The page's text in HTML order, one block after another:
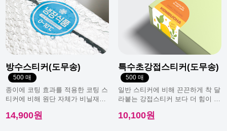
방수스티커(도무송)
500 매
종이에 코팅 효과를 적용한 코팅 스
티커에 비해 원단 자체가 비닐재질
14,900원
특수초강접스티커(도무송)
500 매
일반 스티커에 비해 끈끈하게 착 달
라붙는 강접스티커 보다 더 힘이 남
10,100원